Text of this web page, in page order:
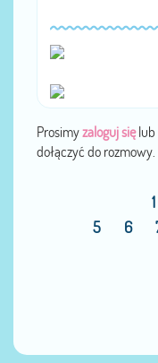
Prosimyzaloguj sięlub
dołączyć do rozmowy.
1
5
6